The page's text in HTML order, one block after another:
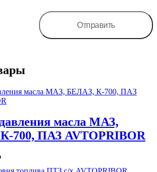
масла МАЗ,
700, ПАЗ AVTOPRIBOR